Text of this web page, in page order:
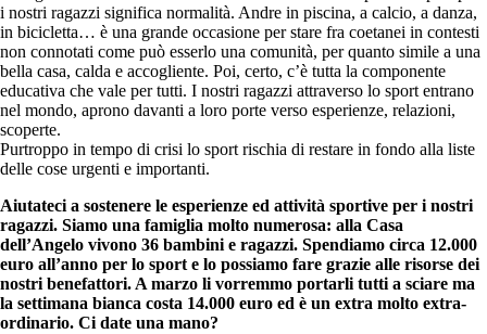
i nostri ragazzi significa normalità. Andre in piscina, a calcio, a danza,
in bicicletta… è una grande occasione per stare fra coetanei in contesti
non connotati come può esserlo una comunità, per quanto simile a una
bella casa, calda e accogliente. Poi, certo, c’è tutta la componente
educativa che vale per tutti. I nostri ragazzi attraverso lo sport entrano
nel mondo, aprono davanti a loro porte verso esperienze, relazioni,
scoperte.
Purtroppo in tempo di crisi lo sport rischia di restare in fondo alla liste
delle cose urgenti e importanti.
Aiutateci a sostenere le esperienze ed attività sportive per i nostri
ragazzi. Siamo una famiglia molto numerosa: alla Casa
dell’Angelo vivono 36 bambini e ragazzi. Spendiamo circa 12.000
euro all’anno per lo sport e lo possiamo fare grazie alle risorse dei
nostri benefattori. A marzo li vorremmo portarli tutti a sciare ma
la settimana bianca costa 14.000 euro ed è un extra molto extra-
ordinario. Ci date una mano?